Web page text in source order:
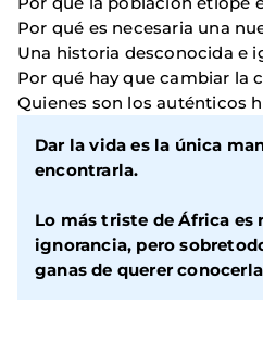
Por qué es necesaria una
Una historia desconocida e
Por qué hay que cambiar la
Quienes son los auténticos
Dar la vida es la única
encontrarla.
Lo más triste de África es
ignorancia, pero
ganas de querer